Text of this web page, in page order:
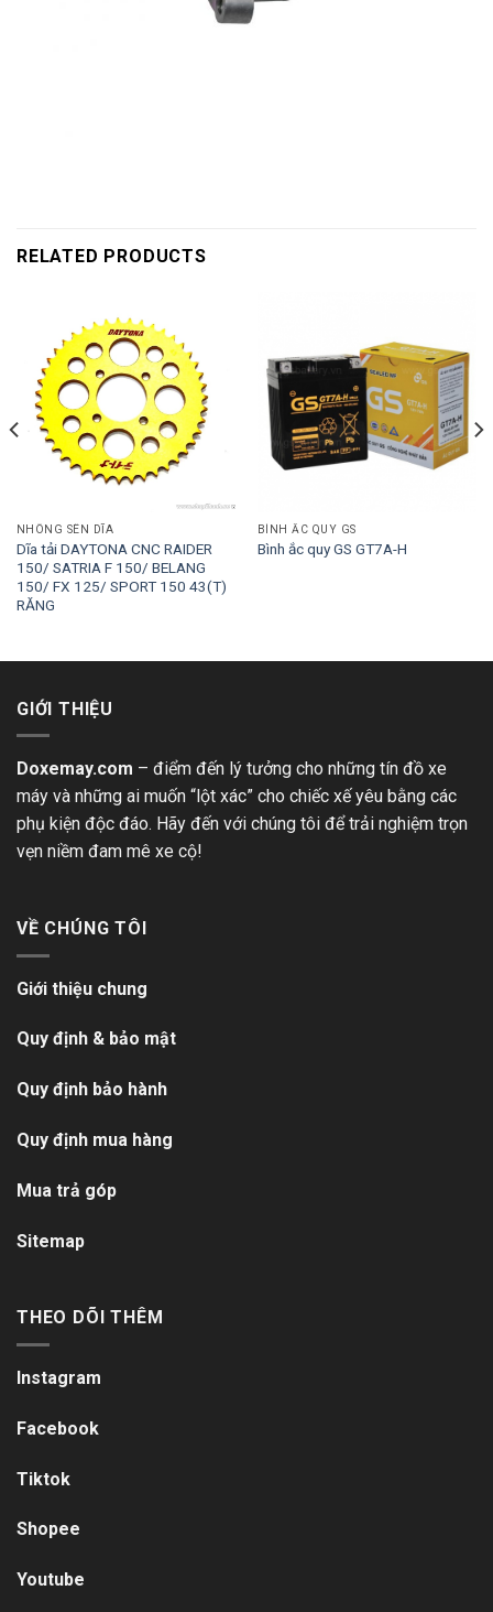
RELATED PRODUCTS
NHÔNG SÊN DĨA
Dĩa tải DAYTONA CNC RAIDER
150/ SATRIA F 150/ BELANG
150/ FX 125/ SPORT 150 43(T)
RĂNG
BÌNH ẮC QUY GS
Bình ắc quy GS GT7A-H
GIỚI THIỆU
Doxemay.com – điểm đến lý tưởng cho những tín đồ xe
máy và những ai muốn “lột xác” cho chiếc xế yêu bằng các
phụ kiện độc đáo. Hãy đến với chúng tôi để trải nghiệm trọn
vẹn niềm đam mê xe cộ!
VỀ CHÚNG TÔI
Giới thiệu chung
Quy định & bảo mật
Quy định bảo hành
Quy định mua hàng
Mua trả góp
Sitemap
THEO DÕI THÊM
Instagram
Facebook
Tiktok
Shopee
Youtube